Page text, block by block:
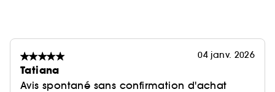
04 janv. 2026
Tatiana
Avis spontané sans confirmation d'achat